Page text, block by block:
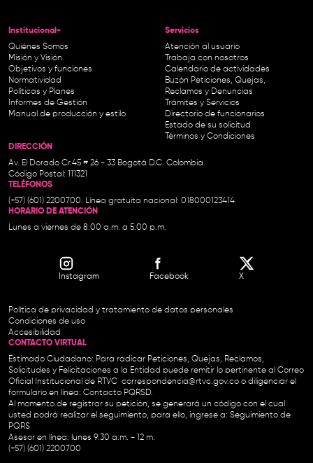
Institucional-
Quiénes Somos
Misión y Visión
Objetivos y funciones
Normatividad
Políticas y Planes
Informes de Gestión
Manual de producción y estilo
Servicios
Atención al usuario
Trabaja con nosotros
Calendario de actividades
Buzón Peticiones, Quejas,
Reclamos y Denuncias
Trámites y Servicios
Directorio de funcionarios
Estado de su solicitud
Términos y Condiciones
DIRECCIÓN
Av. El Dorado Cr.45 # 26 - 33 Bogotá D.C. Colombia.
Código Postal: 111321
TELÉFONOS
(+57) (601) 2200700. Línea gratuita nacional: 018000123414
HORARIO DE ATENCIÓN
Lunes a viernes de 8:00 a.m. a 5:00 p.m.
Instagram Facebook X
Política de privacidad y tratamiento de datos personales
Condiciones de uso
Accesibilidad
CONTACTO VIRTUAL
Estimado Ciudadano: Para radicar Peticiones, Quejas, Reclamos,
Solicitudes y Felicitaciones a la Entidad puede remitir lo pertinente al Correo
Oficial Institucional de RTVC correspondencia@rtvc.gov.co o diligenciar el
formulario en línea: Contacto PQRSD.
Al momento de registrar su petición, se generará un código con el cual
usted podrá realizar el seguimiento, para ello, ingrese a: Seguimiento de
PQRS
Asesor en línea: lunes 9:30 a.m. - 12 m.
(+57) (601) 2200700